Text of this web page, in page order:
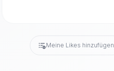
Meine Likes hinzufügen